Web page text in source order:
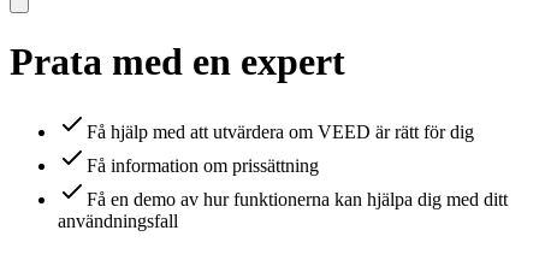
Prata med en expert
Få hjälp med att utvärdera om VEED är rätt för dig
Få information om prissättning
Få en demo av hur funktionerna kan hjälpa dig med ditt
användningsfall